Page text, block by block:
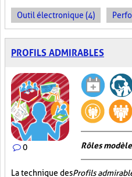
Outil électronique (4)
PROFILS ADMIRABLES
0 Rôles
La technique desProfils